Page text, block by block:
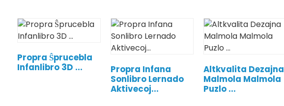
Propra Ŝprucebla
Infanlibro 3D ...
Propra Infana
Sonlibro Lernado
Aktivecoj...
Altkvalita Dezajna
Malmola Malmola
Puzlo ...